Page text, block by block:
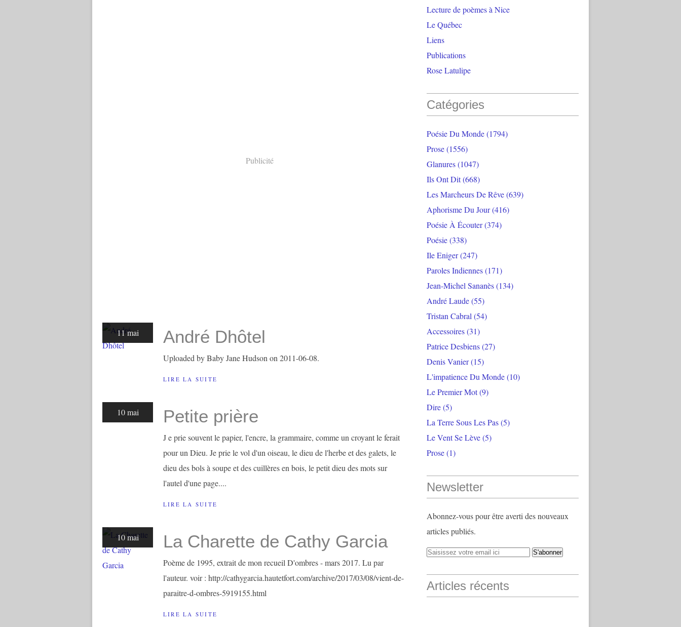
Publicité
11 mai André Dhôtel
Uploaded by Baby Jane Hudson on 2011-06-08.
LIRE LA SUITE
10 mai Petite prière
J e prie souvent le papier, l'encre, la grammaire, comme un croyant le ferait
pour un Dieu. Je prie le vol d'un oiseau, le dieu de l'herbe et des galets, le
dieu des bols à soupe et des cuillères en bois, le petit dieu des mots sur
l'autel d'une page....
LIRE LA SUITE
10 mai La Charette de Cathy Garcia
Poème de 1995, extrait de mon recueil D'ombres - mars 2017. Lu par
l'auteur. voir : http://cathygarcia.hautetfort.com/archive/2017/03/08/vient-de-
paraitre-d-ombres-5919155.html
LIRE LA SUITE
Lecture de poèmes à Nice
Le Québec
Liens
Publications
Rose Latulipe
Catégories
Poésie Du Monde(1794)
Prose(1556)
Glanures(1047)
Ils Ont Dit(668)
Les Marcheurs De Rêve(639)
Aphorisme Du Jour(416)
Poésie À Écouter(374)
Poésie(338)
Ile Eniger(247)
Paroles Indiennes(171)
Jean-Michel Sananès(134)
André Laude(55)
Tristan Cabral (54)
Accessoires(31)
Patrice Desbiens(27)
Denis Vanier(15)
L'impatience Du Monde(10)
Le Premier Mot(9)
Dire(5)
La Terre Sous Les Pas(5)
Le Vent Se Lève(5)
Prose(1)
Newsletter
Abonnez-vous pour être averti des nouveaux
articles publiés.
Articles récents